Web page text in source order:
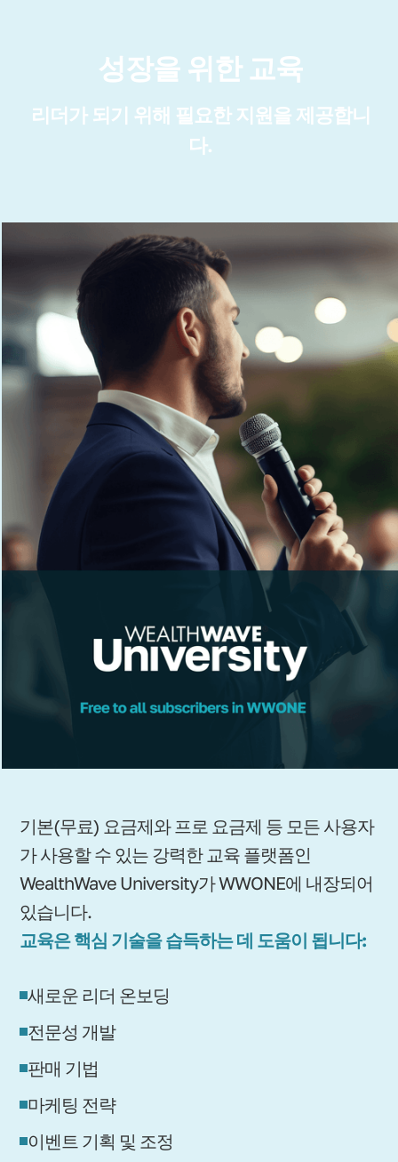
성장을 위한 교육
리더가 되기 위해 필요한 지원을 제공합니
다.
기본(무료) 요금제와 프로 요금제 등 모든 사용자
가 사용할 수 있는 강력한 교육 플랫폼인
WealthWave University가 WWONE에 내장되어
있습니다.
교육은 핵심 기술을 습득하는 데 도움이 됩니다:
새로운 리더 온보딩
전문성 개발
판매 기법
마케팅 전략
이벤트 기획 및 조정